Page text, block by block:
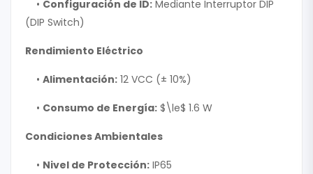
• Configuración de ID: Mediante Interruptor DIP
(DIP Switch)
Rendimiento Eléctrico
• Alimentación: 12 VCC (± 10%)
• Consumo de Energía: $\le$ 1.6 W
Condiciones Ambientales
• Nivel de Protección: IP65